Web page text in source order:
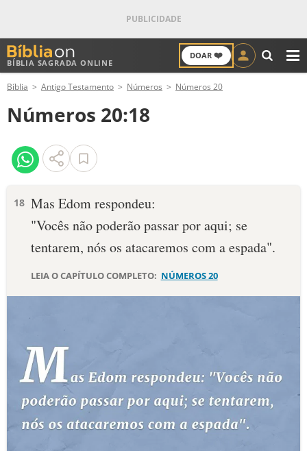
BÍBLIA SAGRADA ONLINE
DOAR ❤️
ANTIGO TESTAMENTO
NOVO TESTAMENTO
VERSÍCULOS
PALAVRA DO DIA
DEVOCIONAL DIÁRIO
ESTUDOS BÍBLICOS
ESBOÇOS DE PREGAÇÃO
Bíblia Antigo Testamento Números Números 20
Números 20:18
18 Mas Edom respondeu:
"Vocês não poderão passar por aqui; se
tentarem, nós os atacaremos com a espada".
LEIA O CAPÍTULO COMPLETO: NÚMEROS 20